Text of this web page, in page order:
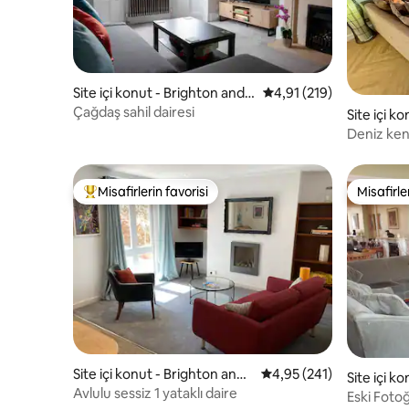
Site içi konut - Brighton and
Hove
5 üzerinden ortalama
4,91 (219)
Çağdaş sahil dairesi
Site içi
Deniz
Misafirlerin favorilerinden en beğenilenler arasında
Misafirlerin favorisi
Site içi konut - Brighton and
Hove
5 üzerinden ortalama
4,95 (241)
Avlulu sessiz 1 yataklı daire
Site içi
Eski